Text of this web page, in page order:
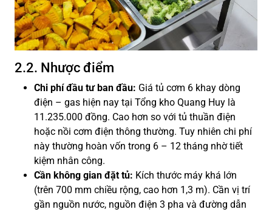
2.2. Nhược điểm
Chi phí đầu tư ban đầu: Giá tủ cơm 6 khay dòng
điện – gas hiện nay tại Tổng kho Quang Huy là
11.235.000 đồng. Cao hơn so với tủ thuần điện
hoặc nồi cơm điện thông thường. Tuy nhiên chi phí
này thường hoàn vốn trong 6 – 12 tháng nhờ tiết
kiệm nhân công.
Cần không gian đặt tủ: Kích thước máy khá lớn
(trên 700 mm chiều rộng, cao hơn 1,3 m). Cần vị trí
gần nguồn nước, nguồn điện 3 pha và đường dẫn